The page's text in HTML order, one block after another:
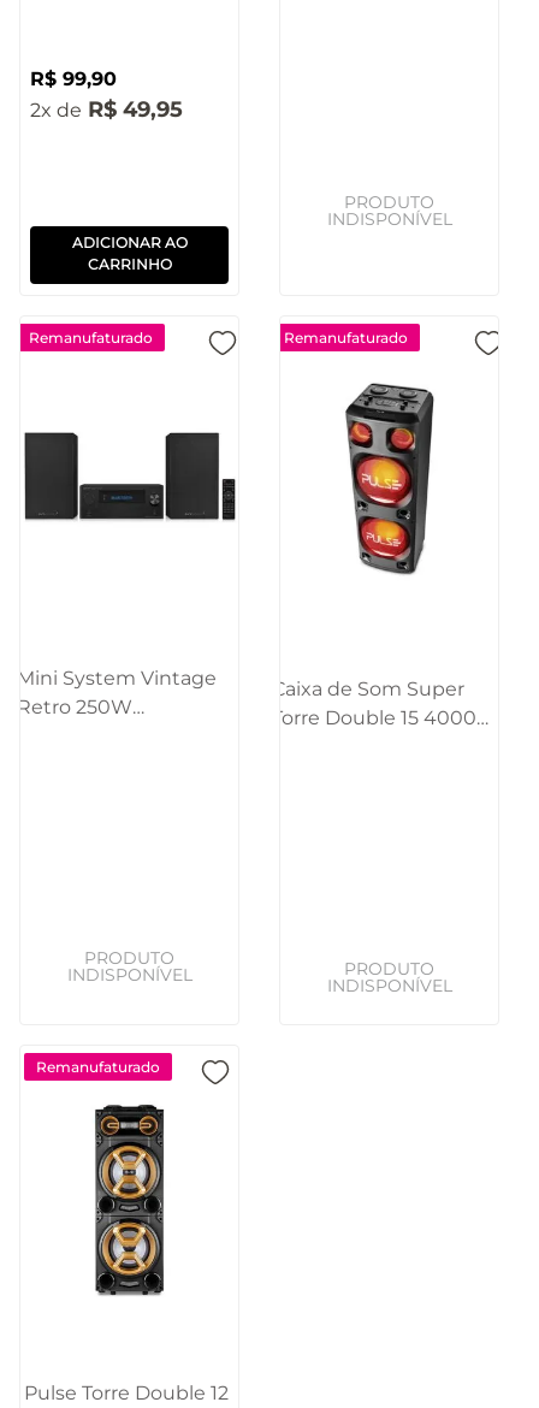
R$ 99,90
2
R$ 49,95
ADICIONAR AO
CARRINHO
Remanufaturado
Mini System Vintage
Retro 250W
Remanufaturado
Caixa de Som Super
Torre Double 15 4000W
Remanufaturado
Pulse Torre Double 12